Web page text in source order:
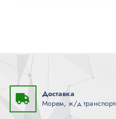
Доставка
Морем, ж/д